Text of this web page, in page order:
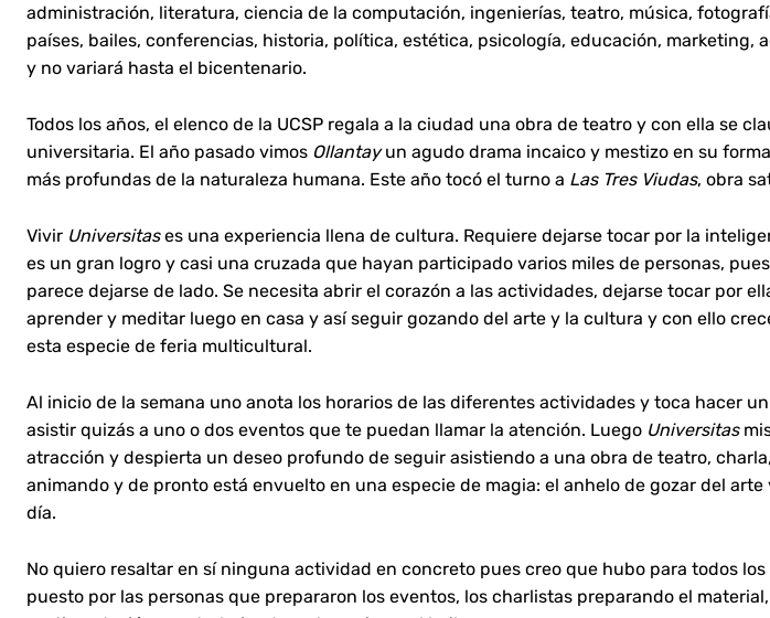
administración, literatura, ciencia de la computación, ingenierías, teatro, música,
países, bailes, conferencias, historia, política, estética, psicología, educación, marketing,
y no variará hasta el bicentenario.
Todos los años, el elenco de la UCSP regala a la ciudad una obra de teatro y con ella se
universitaria. El año pasado vimos Ollantayun agudo drama incaico y mestizo en su
más profundas de la naturaleza humana. Este año tocó el turno a Las Tres Viudas, obra
Vivir Universitases una experiencia llena de cultura. Requiere dejarse tocar por la
es un gran logro y casi una cruzada que hayan participado varios miles de personas,
parece dejarse de lado. Se necesita abrir el corazón a las actividades, dejarse tocar por
aprender y meditar luego en casa y así seguir gozando del arte y la cultura y con ello
esta especie de feria multicultural.
Al inicio de la semana uno anota los horarios de las diferentes actividades y toca hacer
asistir quizás a uno o dos eventos que te puedan llamar la atención. Luego Universitas
atracción y despierta un deseo profundo de seguir asistiendo a una obra de teatro,
animando y de pronto está envuelto en una especie de magia: el anhelo de gozar del
día.
No quiero resaltar en sí ninguna actividad en concreto pues creo que hubo para todos
puesto por las personas que prepararon los eventos, los charlistas preparando el